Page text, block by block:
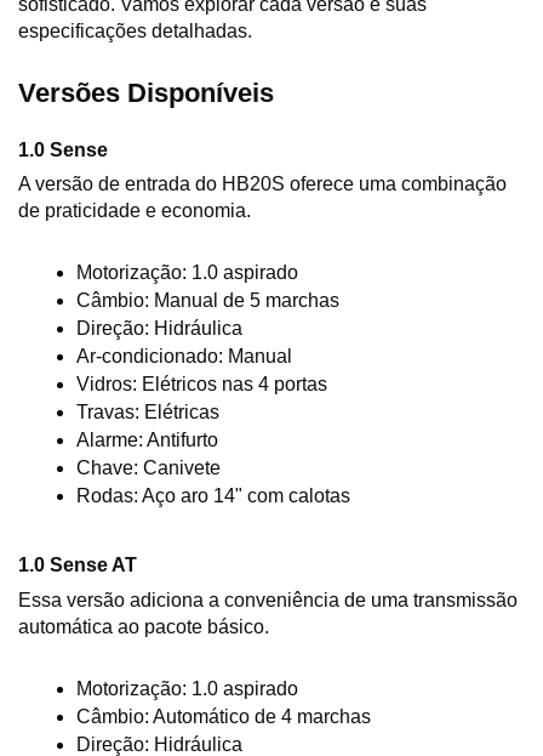
sofisticado. Vamos explorar cada versão e suas
especificações detalhadas.
Versões Disponíveis
1.0 Sense
A versão de entrada do HB20S oferece uma combinação
de praticidade e economia.
Motorização: 1.0 aspirado
Câmbio: Manual de 5 marchas
Direção: Hidráulica
Ar-condicionado: Manual
Vidros: Elétricos nas 4 portas
Travas: Elétricas
Alarme: Antifurto
Chave: Canivete
Rodas: Aço aro 14" com calotas
1.0 Sense AT
Essa versão adiciona a conveniência de uma transmissão
automática ao pacote básico.
Motorização: 1.0 aspirado
Câmbio: Automático de 4 marchas
Direção: Hidráulica